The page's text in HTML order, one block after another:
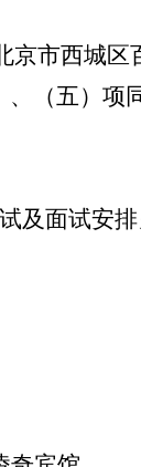
京市西城区
、（五）项
及面试安